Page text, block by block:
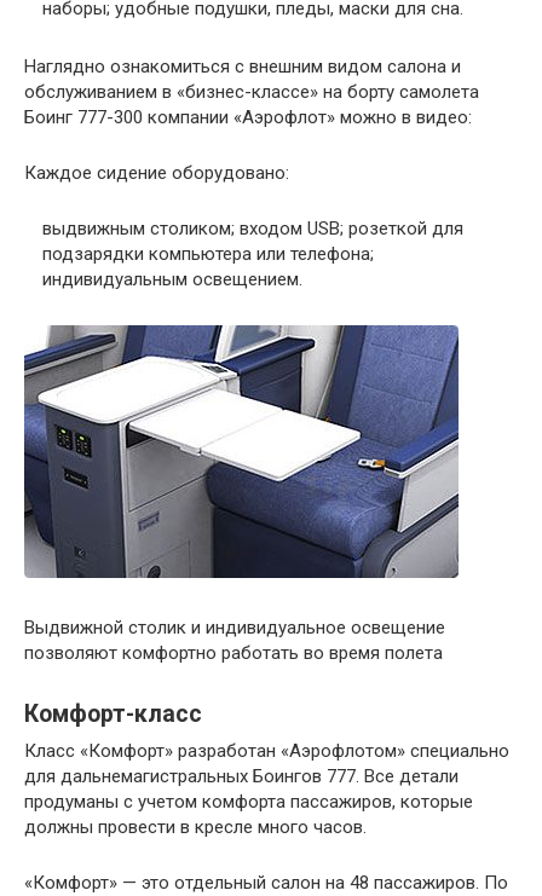
наборы; удобные подушки, пледы, маски для сна.
Наглядно ознакомиться с внешним видом салона и
обслуживанием в «бизнес-классе» на борту самолета
Боинг 777-300 компании «Аэрофлот» можно в видео:
Каждое сидение оборудовано:
выдвижным столиком; входом USB; розеткой для
подзарядки компьютера или телефона;
индивидуальным освещением.
Выдвижной столик и индивидуальное освещение
позволяют комфортно работать во время полета
Комфорт-класс
Класс «Комфорт» разработан «Аэрофлотом» специально
для дальнемагистральных Боингов 777. Все детали
продуманы с учетом комфорта пассажиров, которые
должны провести в кресле много часов.
«Комфорт» — это отдельный салон на 48 пассажиров. По